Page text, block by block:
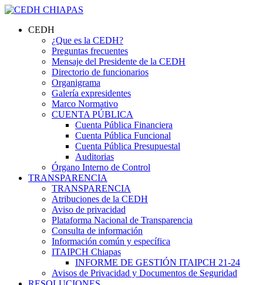
CEDH
¿Que es la CEDH?
Preguntas frecuentes
Mensaje del Presidente de la CEDH
Directorio de funcionarios
Organigrama
Galería expresidentes
Marco Normativo
CUENTA PÚBLICA
Cuenta Pública Financiera
Cuenta Pública Funcional
Cuenta Pública Presupuestal
Auditorias
Órgano Interno de Control
TRANSPARENCIA
TRANSPARENCIA
Atribuciones de la CEDH
Aviso de privacidad
Plataforma Nacional de Transparencia
Consulta de información
Información común y específica
ITAIPCH Chiapas
INFORME DE GESTIÓN ITAIPCH 21-24
Avisos de Privacidad y Documentos de Seguridad